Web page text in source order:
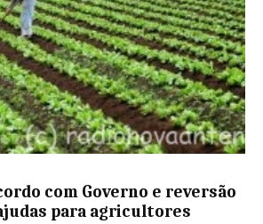
com Governo e reversão
para agricultores